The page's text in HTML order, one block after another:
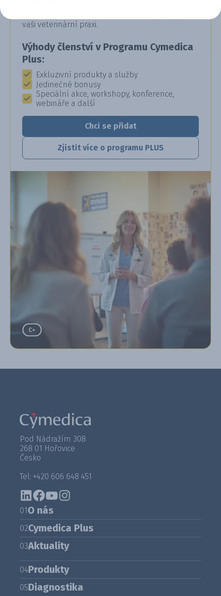
vaši veterinární praxi.
Výhody členství v Programu Cymedica
Plus:
Exkluzivní produkty a služby
Jedinečné bonusy
Speciální akce, workshopy, konference,
webináře a další
Chci se přidat
Zjistit více o programu PLUS
Pod Nádražím 308
268 01 Hořovice
Česko
Tel: +420 606 648 451
01O nás
02Cymedica Plus
03Aktuality
04Produkty
05Diagnostika